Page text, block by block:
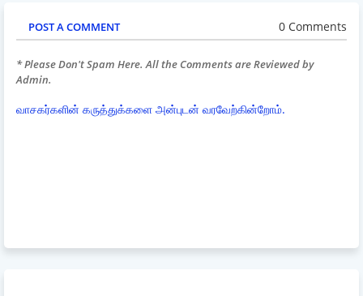
POST A COMMENT 0 Comments
* Please Don't Spam Here. All the Comments are Reviewed by
Admin.
வாசகர்களின் கருத்துக்களை அன்புடன் வரவேற்கின்றோம்.